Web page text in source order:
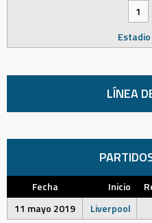
1
LÍNEA
Fecha Inicio
11 mayo 2019
Liverpool